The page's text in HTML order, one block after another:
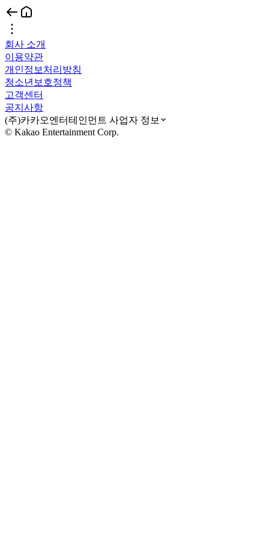
회사 소개
이용약관
개인정보처리방침
청소년보호정책
고객센터
공지사항
(주)카카오엔터테인먼트 사업자 정보
© Kakao Entertainment Corp.